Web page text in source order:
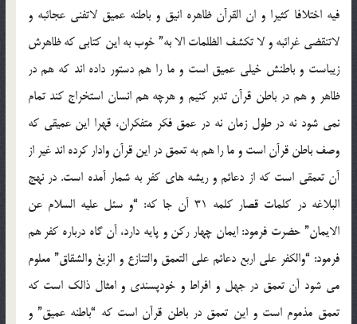
فیه اختلافا کثیرا و ان القرآن ظاهره انیق و باطنه عمیق لاتفنی عجائبه و
لاتنقضی غرائبه و لا تکشف الظلمات الا به” خوب به این کتابی که ظاهرش
زیباست و باطنش خیلی عمیق است و ما را هم دستور داده اند که هم در
ظاهر و هم در باطن قرآن تدبر کنیم و هرچه هم انسان استخراج کند تمام
نمی شود نه در طول زمان نه در عمق فکر متفکران، قهرا این عمیقی که
وصف باطن قرآن است و ما را هم به تعمق در این قرآن وادار کرده اند غیر از
آن تعمقی است که از دعائم و ریشه های کفر به شمار آمده است. در نهج
البلاغه در کلمات قصار کلمه 31 آن جا که: “و سئل علیه السلام عن
الایمان” حضرت فرمود: ایمان چهار رکن و پایه دارد، آن گاه درباره کفر هم
فرمود: “والکفر علی اربع دعائم علی التعمق والتنازع و الزیغ والشقاق” معلوم
می شود آن تعمق در جهل و افراط و خودپسندی و امثال ذالک است که
تعمق مذموم است و این تعمق در باطن قرآن است که “باطنه عمیق” و